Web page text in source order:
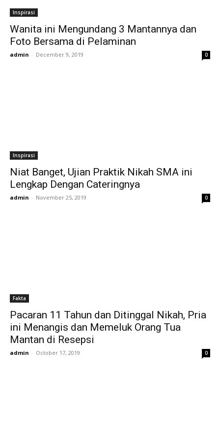
Inspirasi
Wanita ini Mengundang 3 Mantannya dan
Foto Bersama di Pelaminan
admin - December 9, 2019 0
Inspirasi
Niat Banget, Ujian Praktik Nikah SMA ini
Lengkap Dengan Cateringnya
admin - November 25, 2019 0
Fakta
Pacaran 11 Tahun dan Ditinggal Nikah, Pria
ini Menangis dan Memeluk Orang Tua
Mantan di Resepsi
admin - October 17, 2019 0